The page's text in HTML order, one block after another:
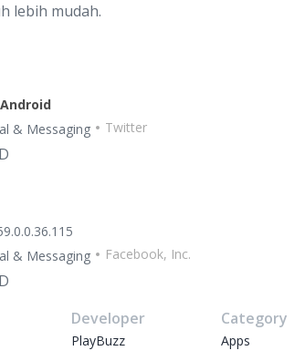
lebih mudah.
& Messaging Twitter
& Messaging Facebook, Inc.
Developer
PlayBuzz
Category
Apps